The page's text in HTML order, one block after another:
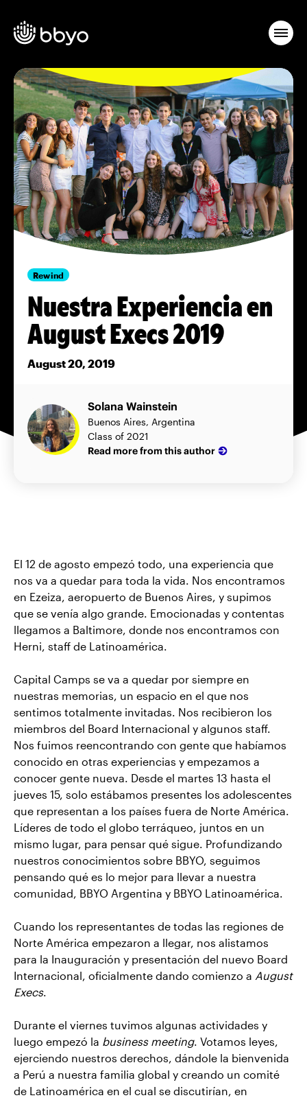
Rewind
Nuestra Experiencia en
August Execs 2019
August 20, 2019
Solana Wainstein
Buenos Aires, Argentina
Class of 2021
Read more from this author
El 12 de agosto empezó todo, una experiencia que
nos va a quedar para toda la vida. Nos encontramos
en Ezeiza, aeropuerto de Buenos Aires, y supimos
que se venía algo grande. Emocionadas y contentas
llegamos a Baltimore, donde nos encontramos con
Herni, staff de Latinoamérica.
Capital Camps se va a quedar por siempre en
nuestras memorias, un espacio en el que nos
sentimos totalmente invitadas. Nos recibieron los
miembros del Board Internacional y algunos staff.
Nos fuimos reencontrando con gente que habíamos
conocido en otras experiencias y empezamos a
conocer gente nueva. Desde el martes 13 hasta el
jueves 15, solo estábamos presentes los adolescentes
que representan a los países fuera de Norte América.
Líderes de todo el globo terráqueo, juntos en un
mismo lugar, para pensar qué sigue. Profundizando
nuestros conocimientos sobre BBYO, seguimos
pensando qué es lo mejor para llevar a nuestra
comunidad, BBYO Argentina y BBYO Latinoamérica.
Cuando los representantes de todas las regiones de
Norte América empezaron a llegar, nos alistamos
para la Inauguración y presentación del nuevo Board
Internacional, oficialmente dando comienzo a August
Execs.
Durante el viernes tuvimos algunas actividades y
luego empezó la business meeting. Votamos leyes,
ejerciendo nuestros derechos, dándole la bienvenida
a Perú a nuestra familia global y creando un comité
de Latinoamérica en el cual se discutirían, en